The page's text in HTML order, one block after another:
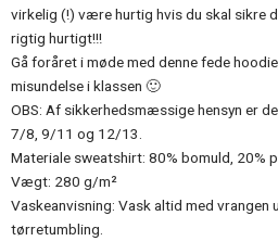
virkelig (!) være hurtig hvis du skal sikre
rigtig hurtigt!!!
Gå foråret i møde med denne fede
misundelse i klassen 🙂
OBS: Af sikkerhedsmæssige hensyn er
7/8, 9/11 og 12/13.
Materiale sweatshirt: 80% bomuld, 20%
Vægt: 280 g/m²
Vaskeanvisning: Vask altid med vrangen
tørretumbling.